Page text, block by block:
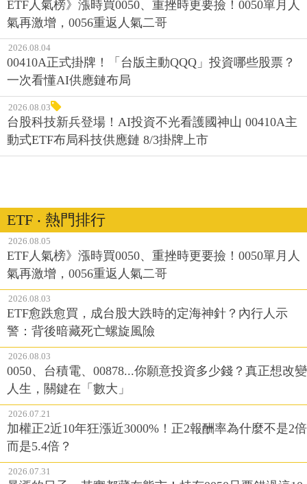
ETF人氣榜》漲時買0050、重挫時更要撿！0050單月人
氣再激增，0056重返人氣二哥
2026.08.04
00410A正式掛牌！「台版主動QQQ」投資哪些股票？
一次看懂AI供應鏈布局
2026.08.03
台股科技新兵登場！AI投資不光看護國神山 00410A主
動式ETF布局科技供應鏈 8/3掛牌上市
ETF ‧ 熱門排行
2026.08.05
ETF人氣榜》漲時買0050、重挫時更要撿！0050單月人
氣再激增，0056重返人氣二哥
2026.08.03
ETF愈跌愈買，成台股大跌時的定海神針？內行人示
警：背後暗藏死亡螺旋風險
2026.08.03
0050、台積電、00878...你願意投資多少錢？真正想改變
人生，關鍵在「數大」
2026.07.21
加權正2近10年狂漲近3000%！正2報酬率為什麼不是2倍
而是5.4倍？
2026.07.31